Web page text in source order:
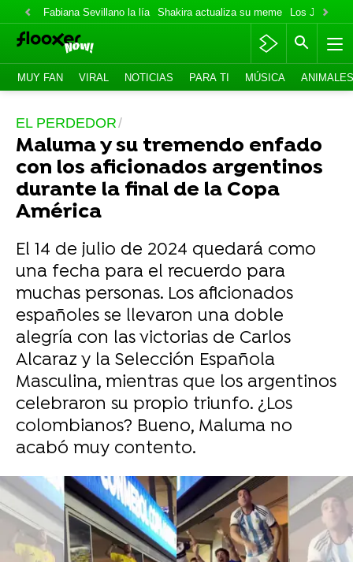
Fabiana Sevillano la lía Shakira actualiza su meme Los Jonas
MUY FAN VIRAL NOTICIAS PARA TI MÚSICA ANIMALES
EL PERDEDOR
Maluma y su tremendo enfado
con los aficionados argentinos
durante la final de la Copa
América
El 14 de julio de 2024 quedará como
una fecha para el recuerdo para
muchas personas. Los aficionados
españoles se llevaron una doble
alegría con las victorias de Carlos
Alcaraz y la Selección Española
Masculina, mientras que los argentinos
celebraron su propio triunfo. ¿Los
colombianos? Bueno, Maluma no
acabó muy contento.